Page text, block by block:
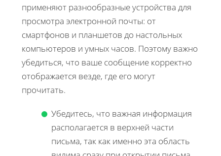
применяют разнообразные устройства для
просмотра электронной почты: от
смартфонов и планшетов до настольных
компьютеров и умных часов. Поэтому важно
убедиться, что ваше сообщение корректно
отображается везде, где его могут
прочитать.
Убедитесь, что важная информация
располагается в верхней части
письма, так как именно эта область